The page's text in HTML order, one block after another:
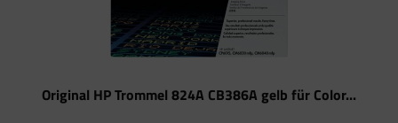
Original HP Trommel 824A CB386A gelb für Color...